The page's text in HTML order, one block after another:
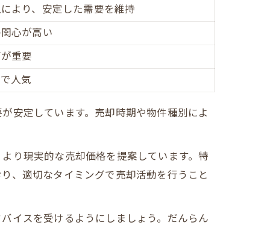
より、安定した需要を維持
心が高い
重要
人気
安定しています。売却時期や物件種別によ
り現実的な売却価格を提案しています。特
、適切なタイミングで売却活動を行うこと
イスを受けるようにしましょう。だんらん